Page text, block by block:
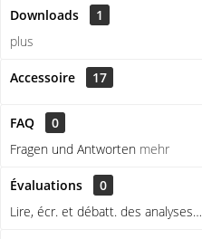
Downloads
1
plus
Accessoire 17
FAQ
0
Fragen und Antworten mehr
Évaluations
0
Lire, écr. et débatt. des analyses…